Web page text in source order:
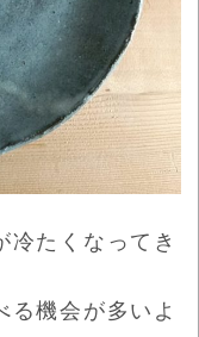
冷たくなってき
る機会が多いよ